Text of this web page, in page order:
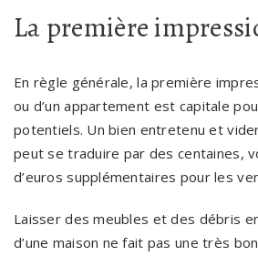
La première
En règle générale, la première
ou d’un appartement est capitale
potentiels. Un bien entretenu et
peut se traduire par des centaines,
d’euros supplémentaires pour les
Laisser des meubles et des débris
d’une maison ne fait pas une très